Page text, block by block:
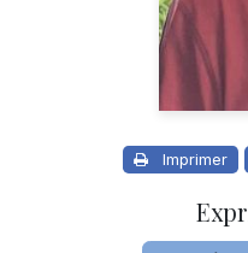
Imprimer